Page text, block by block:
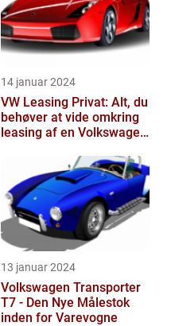
14 januar 2024
VW Leasing Privat: Alt, du
behøver at vide omkring
leasing af en Volkswagen
13 januar 2024
Volkswagen Transporter
T7 - Den Nye Målestok
inden for Varevogne